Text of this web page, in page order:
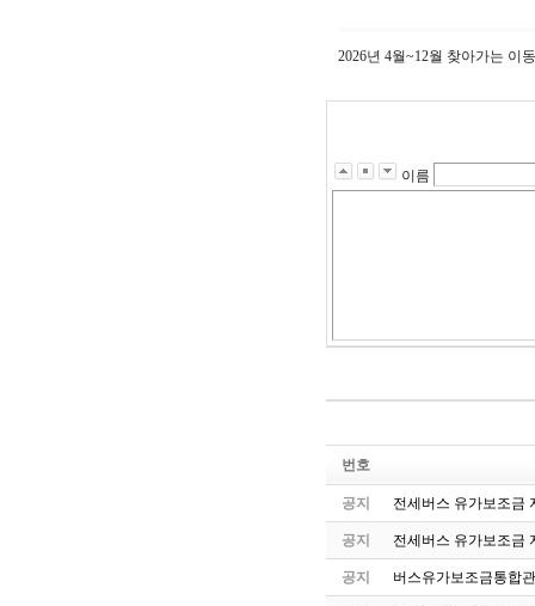
2026년 4월~12월 찾아가는 이
이름
번호
공지 전세버스 유가보조금
공지 전세버스 유가보조금
공지 버스유가보조금통합